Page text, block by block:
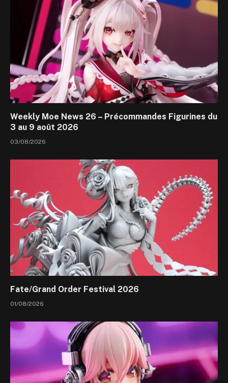
Weekly Moe News 26 – Précommandes Figurines du
3 au 9 août 2026
03/08/2026
Fate/Grand Order Festival 2026
01/08/2026